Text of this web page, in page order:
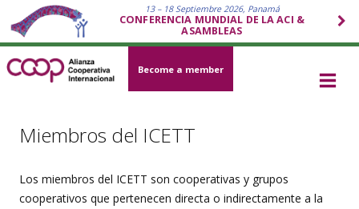
13 – 18 Septiembre 2026, Panamá
CONFERENCIA MUNDIAL DE LA ACI &
ASAMBLEAS
Become a member
Miembros del ICETT
Los miembros del ICETT son cooperativas y grupos
cooperativos que pertenecen directa o indirectamente a la